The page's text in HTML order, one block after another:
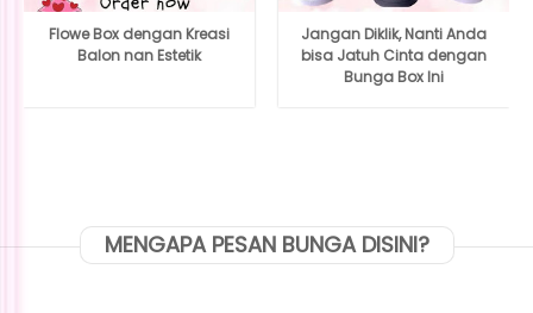
Flowe Box dengan Kreasi
Balon nan Estetik
Jangan Diklik, Nanti Anda
bisa Jatuh Cinta dengan
Bunga Box Ini
MENGAPA PESAN BUNGA DISINI?